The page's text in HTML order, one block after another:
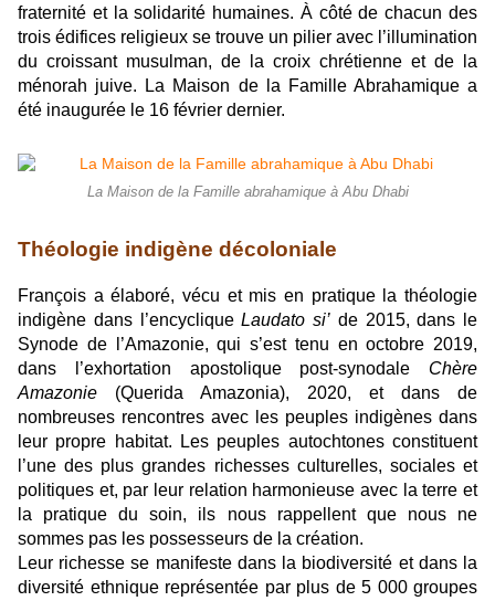
fraternité et la solidarité humaines. À côté de chacun des
trois édifices religieux se trouve un pilier avec l’illumination
du croissant musulman, de la croix chrétienne et de la
ménorah juive. La Maison de la Famille Abrahamique a
été inaugurée le 16 février dernier.
La Maison de la Famille abrahamique à Abu Dhabi
Théologie indigène décoloniale
François a élaboré, vécu et mis en pratique la théologie
indigène dans l’encycliqueLaudato si’ de 2015, dans le
Synode de l’Amazonie, qui s’est tenu en octobre 2019,
dans l’exhortation apostolique post-synodale Chère
Amazonie (Querida Amazonia), 2020, et dans de
nombreuses rencontres avec les peuples indigènes dans
leur propre habitat. Les peuples autochtones constituent
l’une des plus grandes richesses culturelles, sociales et
politiques et, par leur relation harmonieuse avec la terre et
la pratique du soin, ils nous rappellent que nous ne
sommes pas les possesseurs de la création.
Leur richesse se manifeste dans la biodiversité et dans la
diversité ethnique représentée par plus de 5 000 groupes